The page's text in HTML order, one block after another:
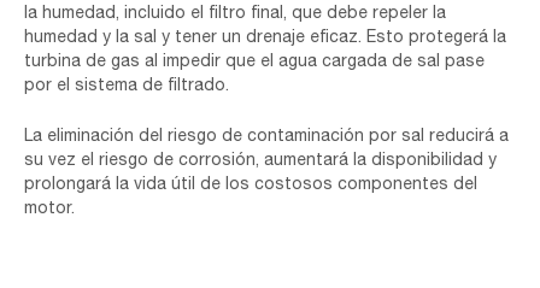
la humedad, incluido el filtro final, que debe repeler la
humedad y la sal y tener un drenaje eficaz. Esto protegerá la
turbina de gas al impedir que el agua cargada de sal pase
por el sistema de filtrado.
La eliminación del riesgo de contaminación por sal reducirá a
su vez el riesgo de corrosión, aumentará la disponibilidad y
prolongará la vida útil de los costosos componentes del
motor.